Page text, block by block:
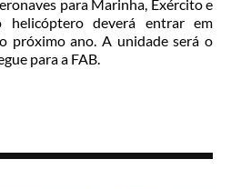
para Marinha, Exército e
helicóptero deverá entrar em
próximo ano. A unidade será o
para a FAB.